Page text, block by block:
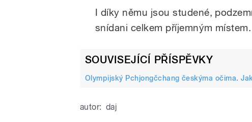
I díky němu jsou studené,
snídani celkem příjemným místem.
SOUVISEJÍCÍ PŘÍSPĚVKY
Olympijský Pchjongčchang českýma očima.
autor: daj